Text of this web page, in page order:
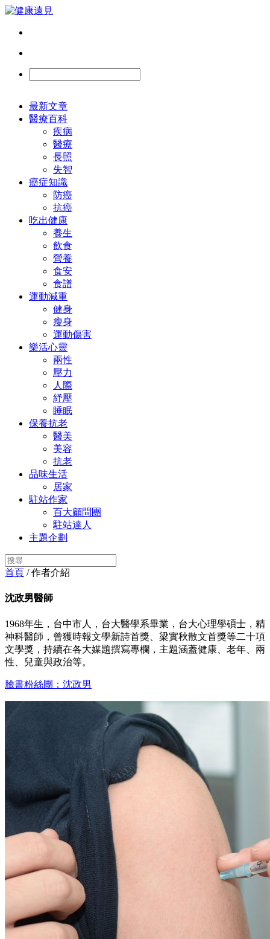
最新文章
醫療百科
疾病
醫療
長照
失智
癌症知識
防癌
抗癌
吃出健康
養生
飲食
營養
食安
食譜
運動減重
健身
瘦身
運動傷害
樂活心靈
兩性
壓力
人際
紓壓
睡眠
保養抗老
醫美
美容
抗老
品味生活
居家
駐站作家
百大顧問團
駐站達人
主題企劃
首頁 / 作者介紹
沈政男醫師
1968年生，台中市人，台大醫學系畢業，台大心理學碩士，精
神科醫師，曾獲時報文學新詩首獎、梁實秋散文首獎等二十項
文學獎，持續在各大媒題撰寫專欄，主題涵蓋健康、老年、兩
性、兒童與政治等。
臉書粉絲團：沈政男